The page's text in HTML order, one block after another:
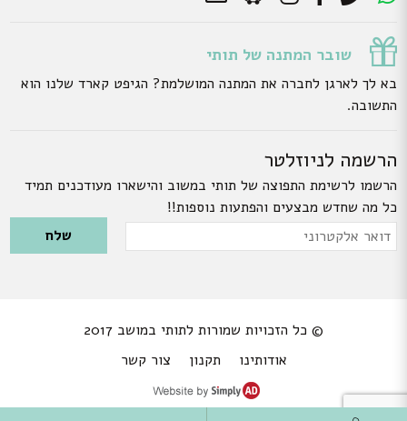
שובר המתנה של תותי
בא לך לארגן לחברה את המתנה המושלמת? הגיפט קארד שלנו הוא
התשובה.
הרשמה לניוזלטר
הרשמו לרשימת התפוצה של תותי במשוב והישארו מעודכנים תמיד
כל מה שחדש מבצעים והפתעות נוספות!!
Please leave this field empty.
דואר
© כל הזכויות שמורות לתותי במושב 2017
אודותינו
תקנון צור קשר